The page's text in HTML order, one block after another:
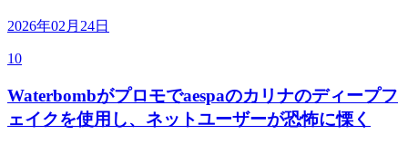
2026年02月24日
10
Waterbombがプロモでaespaのカリナのディープフ
ェイクを使用し、ネットユーザーが恐怖に慄く